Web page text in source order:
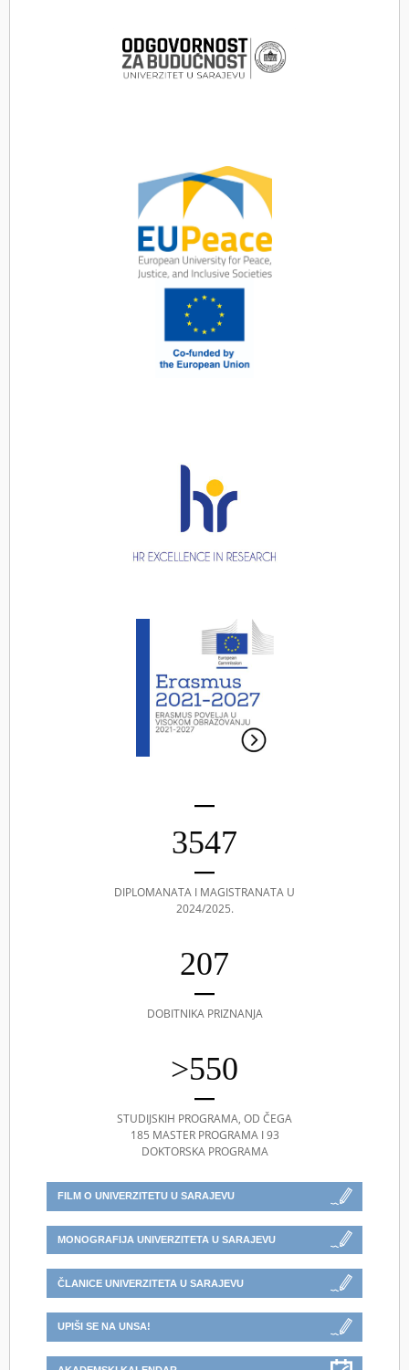
3547
DIPLOMANATA I MAGISTRANATA U
2024/2025.
207
DOBITNIKA PRIZNANJA
>550
STUDIJSKIH PROGRAMA, OD ČEGA
185 MASTER PROGRAMA I 93
DOKTORSKA PROGRAMA
FILM O UNIVERZITETU U SARAJEVU
MONOGRAFIJA UNIVERZITETA U SARAJEVU
ČLANICE UNIVERZITETA U SARAJEVU
UPIŠI SE NA UNSA!